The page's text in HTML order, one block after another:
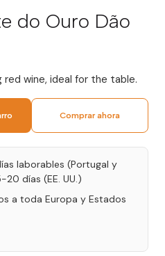
do Ouro Dão
wine, ideal for the table.
Comprar ahora
laborables (Portugal y
20 días (EE. UU.)
a toda Europa y Estados